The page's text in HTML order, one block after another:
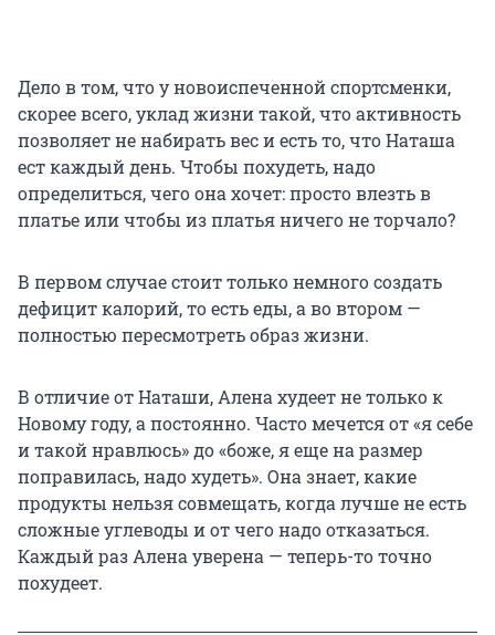
Дело в том, что у новоиспеченной спортсменки,
скорее всего, уклад жизни такой, что активность
позволяет не набирать вес и есть то, что Наташа
ест каждый день. Чтобы похудеть, надо
определиться, чего она хочет: просто влезть в
платье или чтобы из платья ничего не торчало?
В первом случае стоит только немного создать
дефицит калорий, то есть еды, а во втором —
полностью пересмотреть образ жизни.
В отличие от Наташи, Алена худеет не только к
Новому году, а постоянно. Часто мечется от «я себе
и такой нравлюсь» до «боже, я еще на размер
поправилась, надо худеть». Она знает, какие
продукты нельзя совмещать, когда лучше не есть
сложные углеводы и от чего надо отказаться.
Каждый раз Алена уверена — теперь-то точно
похудеет.